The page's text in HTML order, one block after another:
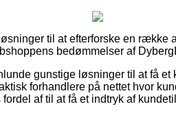
til at efterforske en række
bedømmelser af
gunstige løsninger til at få
forhandlere på nettet hvor
af til at få et indtryk af